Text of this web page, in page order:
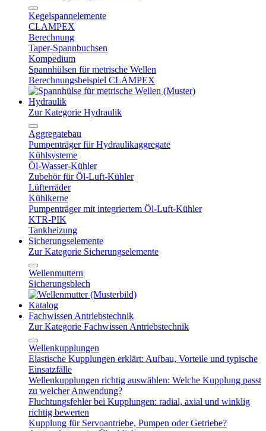
Kegelspannelemente
CLAMPEX
Berechnung
Taper-Spannbuchsen
Kompedium
Spannhülsen für metrische Wellen
Berechnungsbeispiel CLAMPEX
Hydraulik
Zur Kategorie Hydraulik
Aggregatebau
Pumpenträger für Hydraulikaggregate
Kühlsysteme
Öl-Wasser-Kühler
Zubehör für Öl-Luft-Kühler
Lüfterräder
Kühlkerne
Pumpenträger mit integriertem Öl-Luft-Kühler
KTR-PIK
Tankheizung
Sicherungselemente
Zur Kategorie Sicherungselemente
Wellenmuttern
Sicherungsblech
Katalog
Fachwissen Antriebstechnik
Zur Kategorie Fachwissen Antriebstechnik
Wellenkupplungen
Elastische Kupplungen erklärt: Aufbau, Vorteile und typische
Einsatzfälle
Wellenkupplungen richtig auswählen: Welche Kupplung passt
zu welcher Anwendung?
Fluchtungsfehler bei Kupplungen: radial, axial und winklig
richtig bewerten
Kupplung für Servoantriebe, Pumpen oder Getriebe?